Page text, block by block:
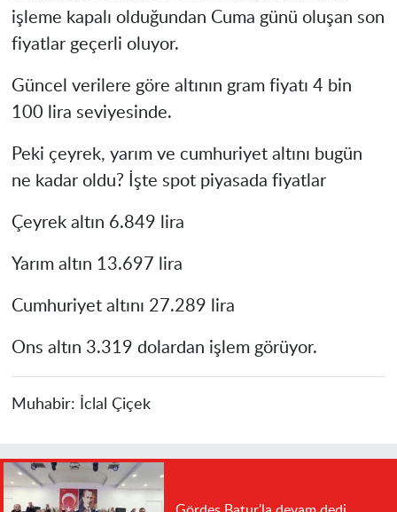
işleme kapalı olduğundan Cuma günü oluşan son
fiyatlar geçerli oluyor.
Güncel verilere göre altının gram fiyatı 4 bin
100 lira seviyesinde.
Peki çeyrek, yarım ve cumhuriyet altını bugün
ne kadar oldu? İşte spot piyasada fiyatlar
Çeyrek altın 6.849 lira
Yarım altın 13.697 lira
Cumhuriyet altını 27.289 lira
Ons altın 3.319 dolardan işlem görüyor.
Muhabir: İclal Çiçek